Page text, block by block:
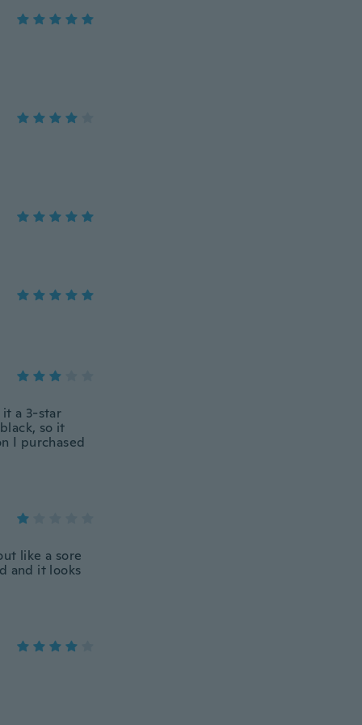
a 3-star
so it
I purchased
like a sore
and it looks